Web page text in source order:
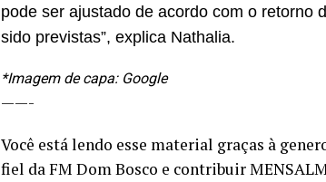
pode ser ajustado de acordo com o retorno
sido previstas”, explica Nathalia.
*Imagem de capa: Google
——-
Você está lendo esse material graças à
fiel da FM Dom Bosco e contribuir